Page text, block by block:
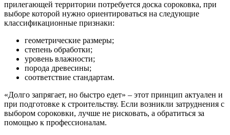
прилегающей территории потребуется доска сороковка, при
выборе которой нужно ориентироваться на следующие
классификационные признаки:
геометрические размеры;
степень обработки;
уровень влажности;
порода древесины;
соответствие стандартам.
«Долго запрягает, но быстро едет» – этот принцип актуален и
при подготовке к строительству. Если возникли затруднения с
выбором сороковки, лучше не рисковать, а обратиться за
помощью к профессионалам.